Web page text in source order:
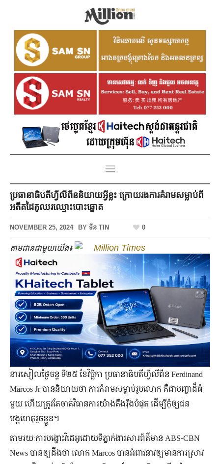
ប្រធានាធិបតីហ្វីលីពីននិយាយអ្វីខ្លះ ក្រោយរងការគំរាមសម្លាប់ពី
អតីតដៃគូឈរឈ្មោះបោះឆ្នោត
NOVEMBER 25, 2024 BY ទីន TIN 0
តាមដានជាមួយយើង៖ Million Times
នារសៀលថ្ងៃចន្ទ ទី២៥ ខែវិច្ឆិកា ប្រធានាធិបតីហ្វីលីពីន Ferdinand
Marcos Jr បាននិយាយថា ការគំរាមសម្លាប់រូបលោក គឺជាបញ្ហាដ៏ធំ
មួយ ហើយត្រូវតែចាត់វិធានការយ៉ាងតឹងរ៉ឹងបំផុត ដើម្បីកុំឲ្យជន
បង្កហេតុរួចខ្លួន។
តាមរយៈការបង្ហោះវីដេអូដោយទីភ្នាក់ងារសារព័ត៌មាន ABS-CBN
News បានឲ្យដឹងថា លោក Marcos បានអំពាវនាវឲ្យមានការស្រាវ